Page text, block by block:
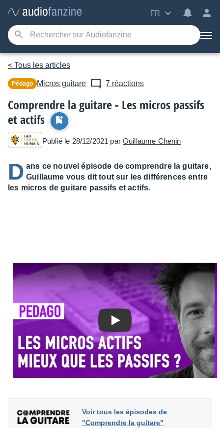
FR
< Tous les articles
Pédago Micros guitare 7 réactions
Comprendre la guitare - Les micros passifs
et actifs
Publié le 28/12/2021 parGuillaume Chenin
D ans ce nouvel épisode de comprendre la guitare,
Guillaume vous dit tout sur les différences entre
les micros de guitare passifs et actifs.
Play
Voir tous les épisodes de
"Comprendre la guitare"